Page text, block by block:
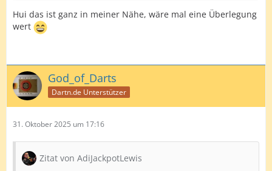
Hui das ist ganz in meiner Nähe, wäre mal eine Überlegung
wert
God_of_Darts
Dartn.de Unterstützer
31. Oktober 2025 um 17:16
Zitat von AdiJackpotLewis